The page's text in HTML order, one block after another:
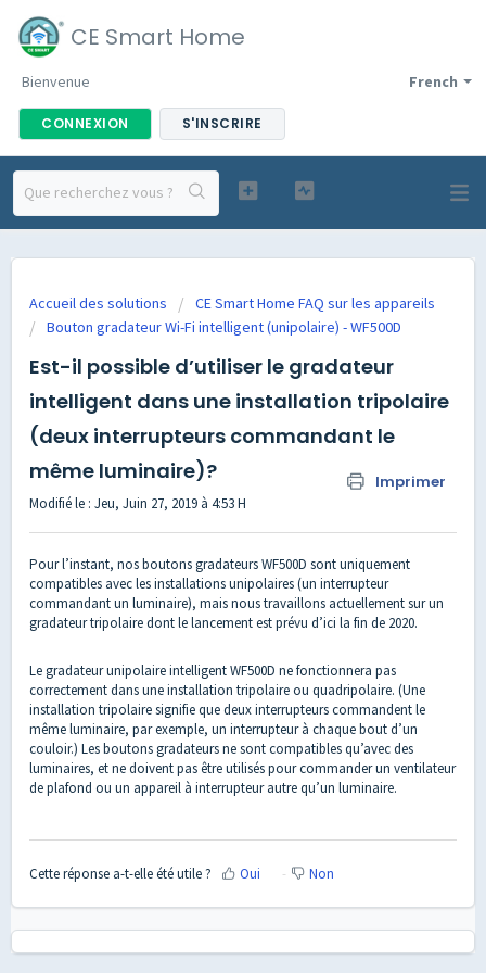
CE Smart Home
French
Bienvenue
CONNEXION S'INSCRIRE
Accueil des solutions
CE Smart Home FAQ sur les appareils
Bouton gradateur Wi-Fi intelligent (unipolaire) - WF500D
Est-il possible d’utiliser le gradateur
intelligent dans une installation tripolaire
(deux interrupteurs commandant le
même luminaire)?
Imprimer
Modifié le : Jeu, Juin 27, 2019 à 4:53 H
Pour l’instant, nos boutons gradateurs WF500D sont uniquement
compatibles avec les installations unipolaires (un interrupteur
commandant un luminaire), mais nous travaillons actuellement sur un
gradateur tripolaire dont le lancement est prévu d’ici la fin de 2020.
Le gradateur unipolaire intelligent WF500D ne fonctionnera pas
correctement dans une installation tripolaire ou quadripolaire. (Une
installation tripolaire signifie que deux interrupteurs commandent le
même luminaire, par exemple, un interrupteur à chaque bout d’un
couloir.) Les boutons gradateurs ne sont compatibles qu’avec des
luminaires, et ne doivent pas être utilisés pour commander un ventilateur
de plafond ou un appareil à interrupteur autre qu’un luminaire.
Cette réponse a-t-elle été utile ? Oui Non